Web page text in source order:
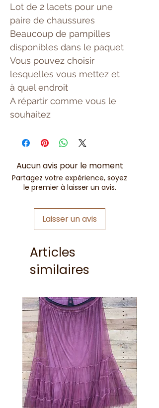
Lot de 2 lacets pour une
paire de chaussures
Beaucoup de pampilles
disponibles dans le paquet
Vous pouvez choisir
lesquelles vous mettez et
à quel endroit
A répartir comme vous le
souhaitez
Aucun avis pour le moment
Partagez votre expérience, soyez
le premier à laisser un avis.
Laisser un avis
Articles
similaires